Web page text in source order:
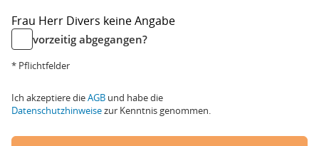
Frau Herr Divers keine Angabe
vorzeitig abgegangen?
* Pflichtfelder
Ich akzeptiere dieAGB und habe die
Datenschutzhinweisezur Kenntnis genommen.